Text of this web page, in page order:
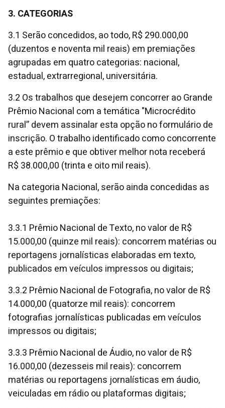
3. CATEGORIAS
3.1 Serão concedidos, ao todo, R$ 290.000,00
(duzentos e noventa mil reais) em premiações
agrupadas em quatro categorias: nacional,
estadual, extrarregional, universitária.
3.2 Os trabalhos que desejem concorrer ao Grande
Prêmio Nacional com a temática "Microcrédito
rural” devem assinalar esta opção no formulário de
inscrição. O trabalho identificado como concorrente
a este prêmio e que obtiver melhor nota receberá
R$ 38.000,00 (trinta e oito mil reais).
Na categoria Nacional, serão ainda concedidas as
seguintes premiações:
3.3.1 Prêmio Nacional de Texto, no valor de R$
15.000,00 (quinze mil reais): concorrem matérias ou
reportagens jornalísticas elaboradas em texto,
publicados em veículos impressos ou digitais;
3.3.2 Prêmio Nacional de Fotografia, no valor de R$
14.000,00 (quatorze mil reais): concorrem
fotografias jornalísticas publicadas em veículos
impressos ou digitais;
3.3.3 Prêmio Nacional de Áudio, no valor de R$
16.000,00 (dezesseis mil reais): concorrem
matérias ou reportagens jornalísticas em áudio,
veiculadas em rádio ou plataformas digitais;